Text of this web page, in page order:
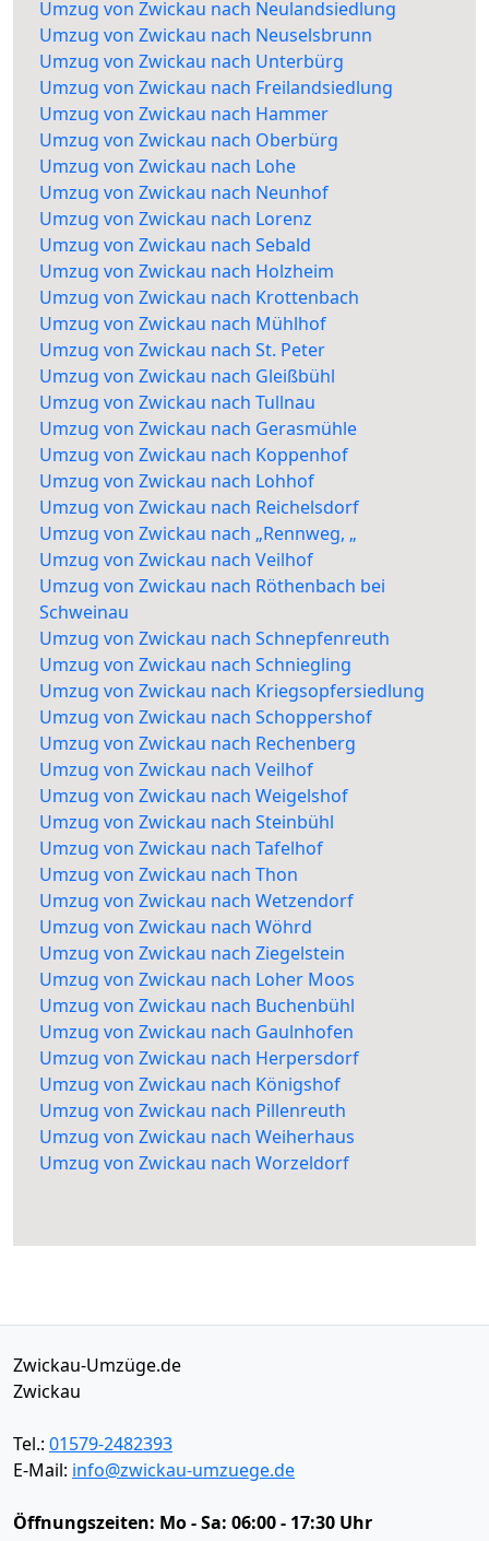
Umzug von Zwickau nach Neulandsiedlung
Umzug von Zwickau nach Neuselsbrunn
Umzug von Zwickau nach Unterbürg
Umzug von Zwickau nach Freilandsiedlung
Umzug von Zwickau nach Hammer
Umzug von Zwickau nach Oberbürg
Umzug von Zwickau nach Lohe
Umzug von Zwickau nach Neunhof
Umzug von Zwickau nach Lorenz
Umzug von Zwickau nach Sebald
Umzug von Zwickau nach Holzheim
Umzug von Zwickau nach Krottenbach
Umzug von Zwickau nach Mühlhof
Umzug von Zwickau nach St. Peter
Umzug von Zwickau nach Gleißbühl
Umzug von Zwickau nach Tullnau
Umzug von Zwickau nach Gerasmühle
Umzug von Zwickau nach Koppenhof
Umzug von Zwickau nach Lohhof
Umzug von Zwickau nach Reichelsdorf
Umzug von Zwickau nach „Rennweg, „
Umzug von Zwickau nach Veilhof
Umzug von Zwickau nach Röthenbach bei
Schweinau
Umzug von Zwickau nach Schnepfenreuth
Umzug von Zwickau nach Schniegling
Umzug von Zwickau nach Kriegsopfersiedlung
Umzug von Zwickau nach Schoppershof
Umzug von Zwickau nach Rechenberg
Umzug von Zwickau nach Veilhof
Umzug von Zwickau nach Weigelshof
Umzug von Zwickau nach Steinbühl
Umzug von Zwickau nach Tafelhof
Umzug von Zwickau nach Thon
Umzug von Zwickau nach Wetzendorf
Umzug von Zwickau nach Wöhrd
Umzug von Zwickau nach Ziegelstein
Umzug von Zwickau nach Loher Moos
Umzug von Zwickau nach Buchenbühl
Umzug von Zwickau nach Gaulnhofen
Umzug von Zwickau nach Herpersdorf
Umzug von Zwickau nach Königshof
Umzug von Zwickau nach Pillenreuth
Umzug von Zwickau nach Weiherhaus
Umzug von Zwickau nach Worzeldorf
Zwickau-Umzüge.de
Zwickau
Tel.: 01579-2482393
E-Mail: info@zwickau-umzuege.de
Öffnungszeiten: Mo - Sa: 06:00 - 17:30 Uhr